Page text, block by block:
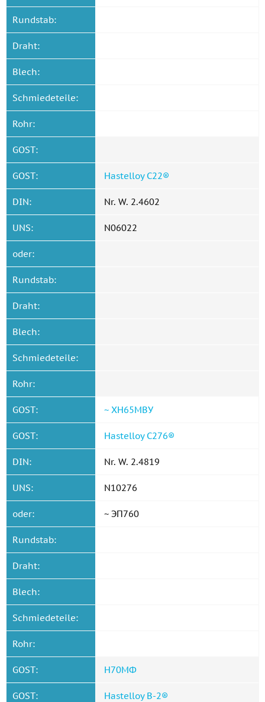
Rundstab:
Draht:
Blech:
Schmiedeteile:
Rohr:
GOST:
GOST: Hastelloy C22®
DIN: Nr. W. 2.4602
UNS: N06022
oder:
Rundstab:
Draht:
Blech:
Schmiedeteile:
Rohr:
GOST: ~ ХН65МВУ
GOST: Hastelloy C276®
DIN: Nr. W. 2.4819
UNS: N10276
oder: ~ ЭП760
Rundstab:
Draht:
Blech:
Schmiedeteile:
Rohr:
GOST: Н70МФ
GOST: Hastelloy B-2®